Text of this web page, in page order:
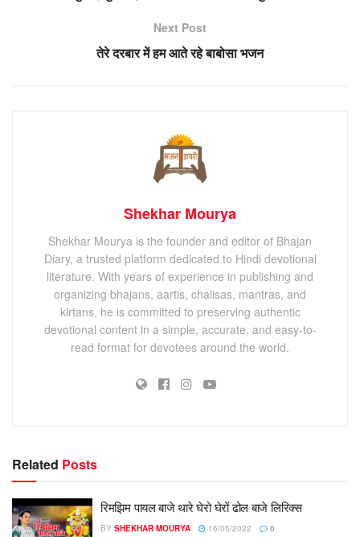
Next Post
तेरे दरबार में हम आते रहे बाबोसा भजन
Shekhar Mourya
Shekhar Mourya is the founder and editor of Bhajan
Diary, a trusted platform dedicated to Hindi devotional
literature. With years of experience in publishing and
organizing bhajans, aartis, chalisas, mantras, and
kirtans, he is committed to preserving authentic
devotional content in a simple, accurate, and easy-to-
read format for devotees around the world.
Related Posts
रिमझिम पायल बाजे थारे घेरो घेरों ढोल बाजे लिरिक्स
BY SHEKHAR MOURYA 16/05/2022 0